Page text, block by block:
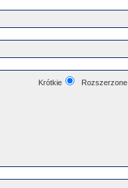
Krótkie
Rozszerzone